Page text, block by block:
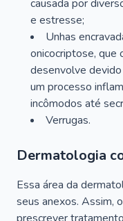
causada por
e estresse;
Unhas
onicocriptose, que
desenvolve
um processo
incômodos até
Verrugas.
Dermatologia
Essa área da
seus anexos. Assim,